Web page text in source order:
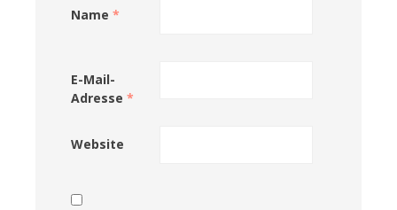
Name *
E-Mail-
Adresse *
Website